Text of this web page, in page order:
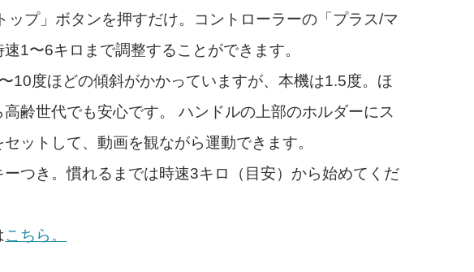
ップ」ボタンを押すだけ。コントローラーの「プラス/マ
1〜6キロまで調整することができます。
10度ほどの傾斜がかかっていますが、本機は1.5度。ほ
齢世代でも安心です。 ハンドルの上部のホルダーにス
ットして、動画を観ながら運動できます。
つき。慣れるまでは時速3キロ（目安）から始めてくだ
こちら。